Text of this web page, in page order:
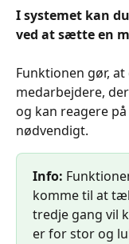
I systemet kan
ved at sætte en
Funktionen gør,
medarbejdere,
og kan reagere
nødvendigt.
Info:
komme til at
tredje gang vil
er for stor og